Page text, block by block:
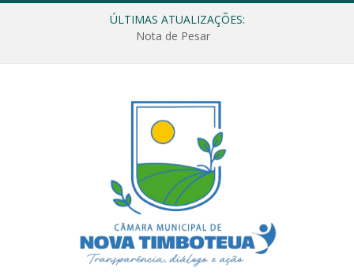
ÚLTIMAS ATUALIZAÇÕES:
Nota de Pesar